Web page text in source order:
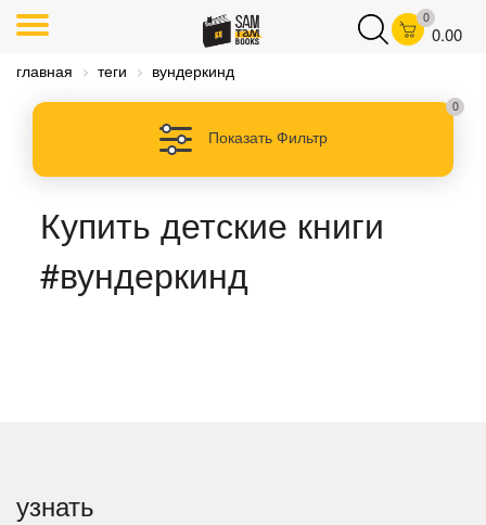
0
0.00
главная теги вундеркинд
Показать Фильтр
0
Купить детские книги
#вундеркинд
узнать